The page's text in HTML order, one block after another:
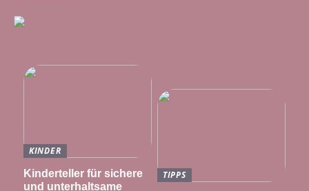
KINDER
Kinderteller für sichere
und unterhaltsame
TIPPS